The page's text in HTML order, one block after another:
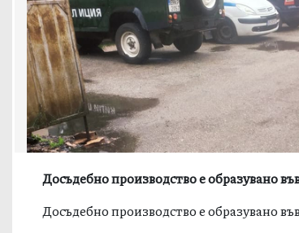
Досъдебно производство е образувано
Досъдебно производство е образувано